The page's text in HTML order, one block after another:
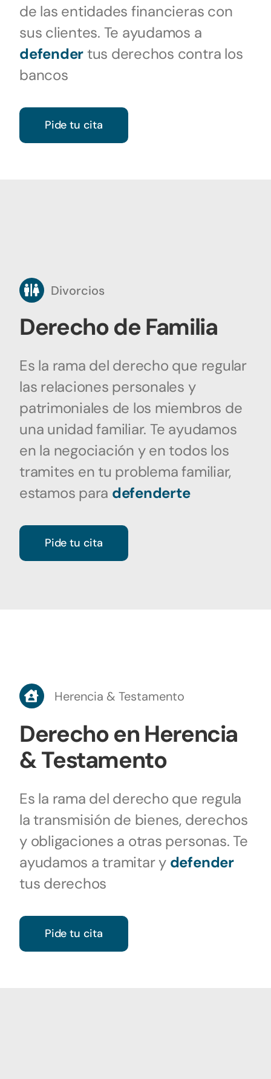
de las entidades financieras con
sus clientes. Te ayudamos a
defendertus derechos contra los
bancos
Pide tu cita
Divorcios
Derecho de Familia
Es la rama del derecho que regular
las relaciones personales y
patrimoniales de los miembros de
una unidad familiar. Te ayudamos
en la negociación y en todos los
tramites en tu problema familiar,
estamos para defenderte
Pide tu cita
Herencia & Testamento
Derecho en Herencia
& Testamento
Es la rama del derecho que regula
la transmisión de bienes, derechos
y obligaciones a otras personas. Te
ayudamos a tramitar y defender
tus derechos
Pide tu cita